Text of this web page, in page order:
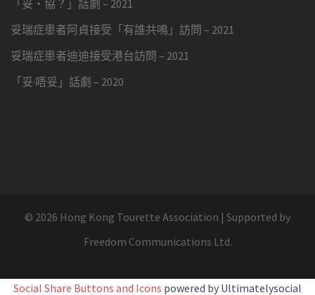
「妥・協？」話劇 – 2021
妥瑞症患者阿貞接受「有誰共鳴」訪問 – 2021
妥瑞症患者迪迪接受港台訪問 – 2021
「妥·唔妥」話劇 – 2020
© 2026 Hong Kong Tourette Association | Supported by
Freedom Communications Ltd.
Social Share Buttons and Icons powered by Ultimatelysocial